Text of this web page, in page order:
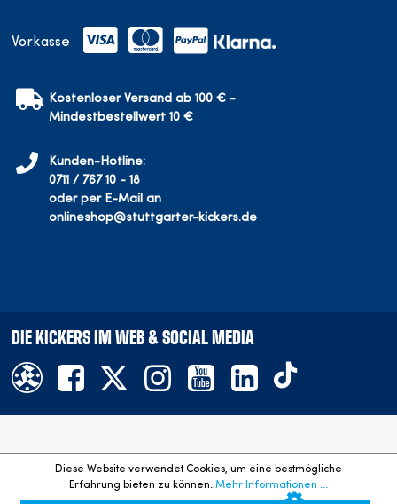
Vorkasse
Kostenloser Versand ab 100 € -
Mindestbestellwert 10 €
Kunden-Hotline:
0711 / 767 10 - 18
oder per E-Mail an
onlineshop@stuttgarter-kickers.de
DIE KICKERS IM WEB & SOCIAL MEDIA
- Alle Rechte vorbehalten. Preisangaben inkl. gesetzl.
Diese Website verwendet Cookies, um eine bestmögliche
Erfahrung bieten zu können. Mehr Informationen ...